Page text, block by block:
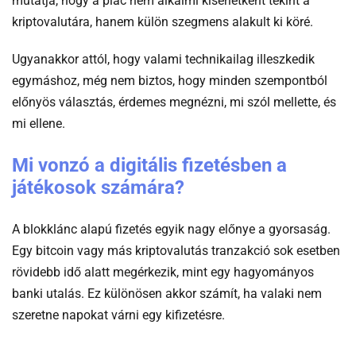
kripto
kriptovalutára, hanem külön szegmens alakult ki köré.
Ugyanakkor attól, hogy valami technikailag illeszkedik
egymáshoz, még nem biztos, hogy minden szempontból
előnyös választás, érdemes megnézni, mi szól mellette, és
mi ellene.
Mi vonzó a digitális fizetésben a
játékosok számára?
A blokklánc alapú fizetés egyik nagy előnye a gyorsaság.
Egy bitcoin vagy más kriptovalutás tranzakció sok esetben
rövidebb idő alatt megérkezik, mint egy hagyományos
banki utalás. Ez különösen akkor számít, ha valaki nem
szeretne napokat várni egy kifizetésre.